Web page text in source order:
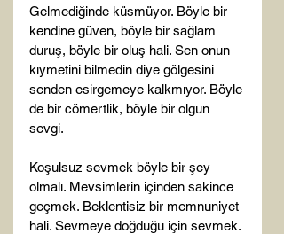
Gelmediğinde küsmüyor. Böyle bir
kendine güven, böyle bir sağlam
duruş, böyle bir oluş hali. Sen onun
kıymetini bilmedin diye gölgesini
senden esirgemeye kalkmıyor. Böyle
de bir cömertlik, böyle bir olgun
sevgi.
Koşulsuz sevmek böyle bir şey
olmalı. Mevsimlerin içinden sakince
geçmek. Beklentisiz bir memnuniyet
hali. Sevmeye doğduğu için sevmek.